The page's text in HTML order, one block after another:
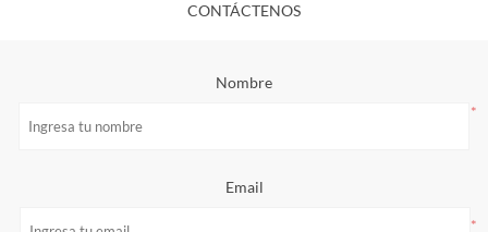
CONTÁCTENOS
Nombre
*
Email
*